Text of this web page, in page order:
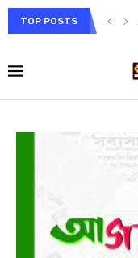
TOP POSTS